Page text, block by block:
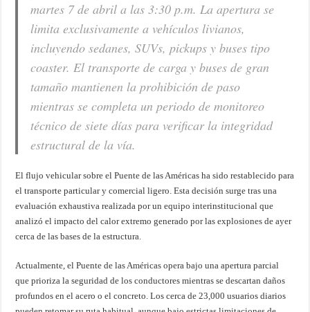
martes 7 de abril a las 3:30 p.m. La apertura se
limita exclusivamente a vehículos livianos,
incluyendo sedanes, SUVs, pickups y buses tipo
coaster. El transporte de carga y buses de gran
tamaño mantienen la prohibición de paso
mientras se completa un periodo de monitoreo
técnico de siete días para verificar la integridad
estructural de la vía.
El flujo vehicular sobre el Puente de las Américas ha sido restablecido para
el transporte particular y comercial ligero. Esta decisión surge tras una
evaluación exhaustiva realizada por un equipo interinstitucional que
analizó el impacto del calor extremo generado por las explosiones de ayer
cerca de las bases de la estructura.
Actualmente, el Puente de las Américas opera bajo una apertura parcial
que prioriza la seguridad de los conductores mientras se descartan daños
profundos en el acero o el concreto. Los cerca de 23,000 usuarios diarios